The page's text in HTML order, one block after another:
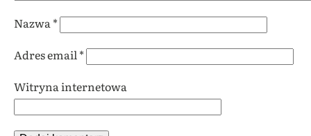
Nazwa *
Adres email*
Witryna internetowa